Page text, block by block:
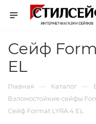
Сейф
EL
Главная — Каталог —
Взломостойкие сейфы
Сейф Format LYRA 4 EL